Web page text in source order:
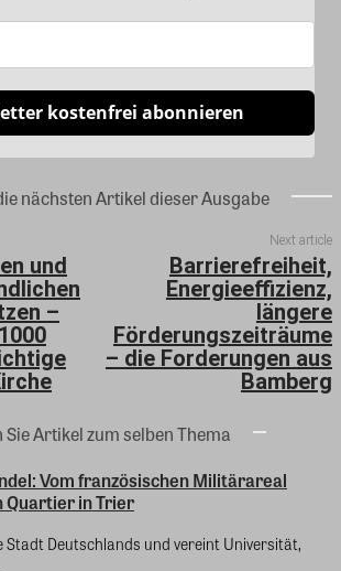
kostenfrei abonnieren
nächsten Artikel dieser Ausgabe
und
–
Next article
Barrierefreiheit,
Energieeffizienz,
längere
Förderungszeiträume
– die Forderungen aus
Bamberg
Sie Artikel zum selben Thema
Vom französischen Militärareal
Quartier in Trier
Stadt Deutschlands und vereint Universität,